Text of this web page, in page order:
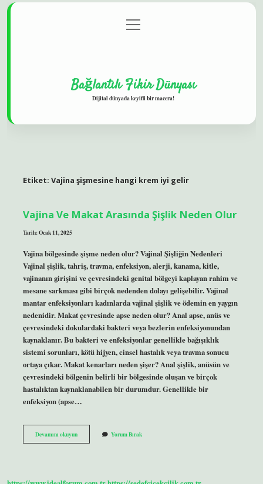
Gizlilik Politikası
menüyü
aç
Bağlantılı Fikir Dünyası
Dijital dünyada keyifli bir macera!
Etiket: Vajina şişmesine hangi krem iyi gelir
Vajina Ve Makat Arasında Şişlik Neden Olur
Tarih: Ocak 11, 2025
Vajina bölgesinde şişme neden olur? Vajinal Şişliğin Nedenleri
Vajinal şişlik, tahriş, travma, enfeksiyon, alerji, kanama, kitle,
vajinanın girişini ve çevresindeki genital bölgeyi kaplayan rahim ve
mesane sarkması gibi birçok nedenden dolayı gelişebilir. Vajinal
mantar enfeksiyonları kadınlarda vajinal şişlik ve ödemin en yaygın
nedenidir. Makat çevresinde apse neden olur? Anal apse, anüs ve
çevresindeki dokulardaki bakteri veya bezlerin enfeksiyonundan
kaynaklanır. Bu bakteri ve enfeksiyonlar genellikle bağışıklık
sistemi sorunları, kötü hijyen, cinsel hastalık veya travma sonucu
ortaya çıkar. Makat kenarları neden şişer? Anal şişlik, anüsün ve
çevresindeki bölgenin belirli bir bölgesinde oluşan ve birçok
hastalıktan kaynaklanabilen bir durumdur. Genellikle bir
enfeksiyon (apse…
Devamını okuyunVajina
Ve
Yorum Bırak